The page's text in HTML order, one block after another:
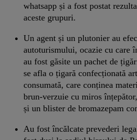
whatsapp și a fost postat
aceste grupuri.
Un agent și un plutonier au
autoturismului, ocazie cu care
au fost găsite un pachet de
se afla o țigară confecționată
consumată, care conținea
brun-verzuie cu miros
și un blister de bromazepam
Au fost încălcate prevederi